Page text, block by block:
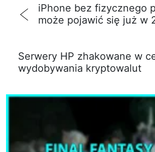
iPhone bez fizycznego
może pojawić się już w
Serwery HP zhakowane w
wydobywania kryptowalut